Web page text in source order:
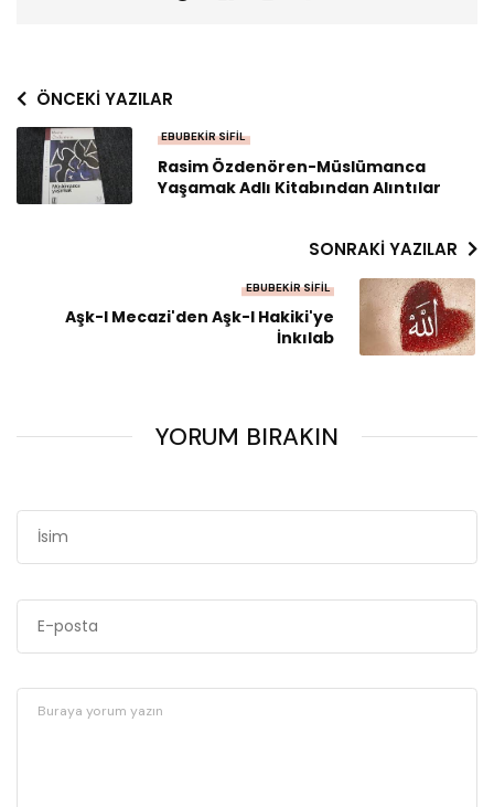
ÖNCEKI YAZILAR
EBUBEKIR SIFIL
Rasim Özdenören-Müslümanca
Yaşamak Adlı Kitabından Alıntılar
SONRAKI YAZILAR
EBUBEKIR SIFIL
Aşk-I Mecazi'den Aşk-I Hakiki'ye
İnkılab
YORUM BIRAKIN